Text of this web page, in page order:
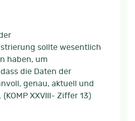
sollte wesentlich
haben, um
die Daten der
genau, aktuell und
XXVIII- Ziffer 13)